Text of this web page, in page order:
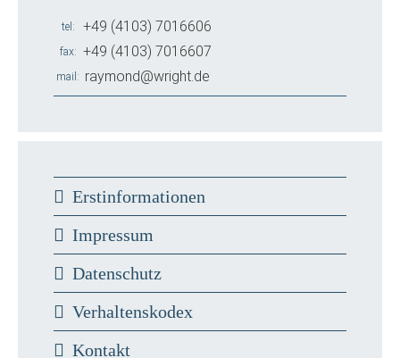
tel +49 (4103) 7016606
fax +49 (4103) 7016607
mail raymond@wright.de
Erstinformationen
Impressum
Datenschutz
Verhaltenskodex
Kontakt